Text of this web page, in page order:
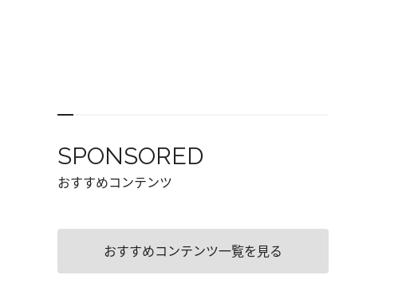
SPONSORED
おすすめコンテンツ
おすすめコンテンツ一覧を見る